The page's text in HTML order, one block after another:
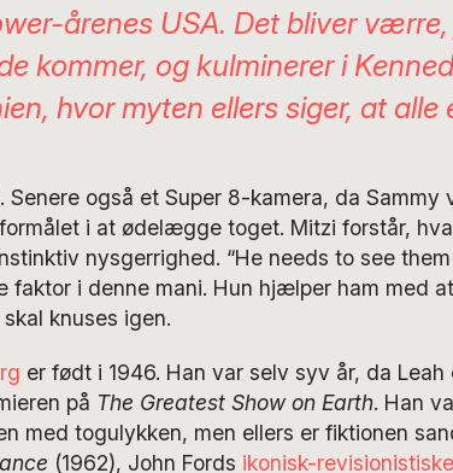
årenes USA. Det bliver
kommer, og kulminerer i
hvor myten ellers siger, at alle
Senere også et Super 8-kamera, da
i at ødelægge toget. Mitzi forstår,
nysgerrighed. “He needs to see
faktor i denne mani. Hun hjælper ham med
knuses igen.
er født i 1946. Han var selv syv år, da
på The Greatest Show on Earth. Han
med togulykken, men ellers er fiktionen
(1962), John Fords ikonisk-